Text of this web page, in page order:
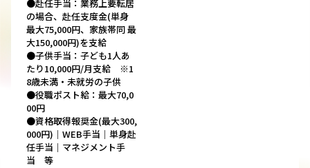
●赴任手当：業務上要転居
の場合、赴任支度金(単身
最大75,000円、家族帯同 最
大150,000円)を支給
●子供手当：子ども1人あ
たり10,000円/月支給 ※1
8歳未満・未就労の子供
●役職ポスト給：最大70,0
00円
●資格取得報奨金(最大300,
000円)｜WEB手当｜単身赴
任手当｜マネジメント手
当 等